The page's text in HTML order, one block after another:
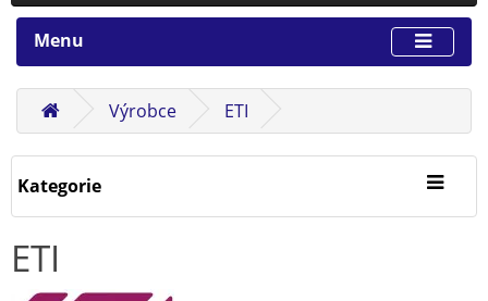
Menu
Výrobce ETI
Kategorie
ETI